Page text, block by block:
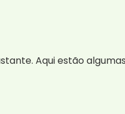
Aqui estão